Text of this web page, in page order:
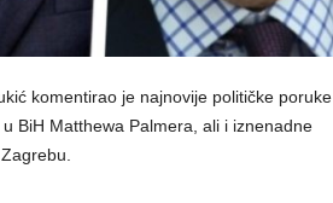
komentirao je najnovije političke poruke
BiH Matthewa Palmera, ali i iznenadne